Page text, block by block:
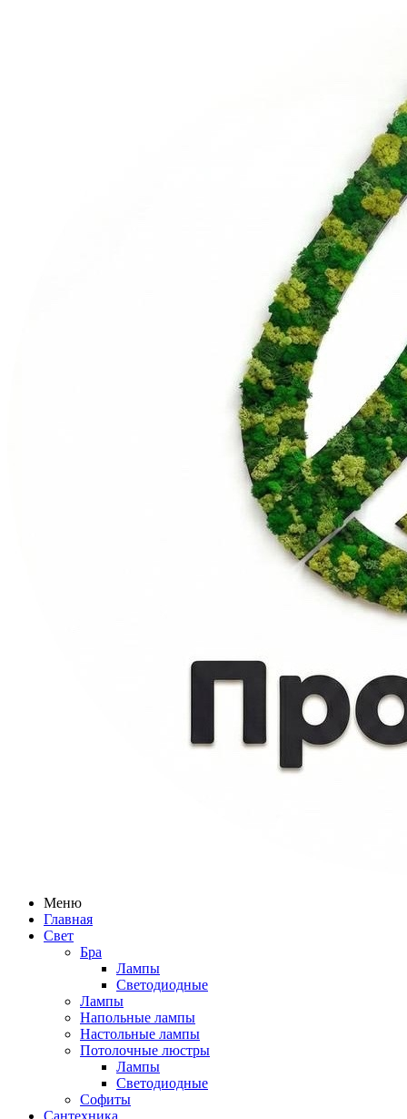
Меню
Главная
Свет
Бра
Лампы
Светодиодные
Лампы
Напольные лампы
Настольные лампы
Потолочные люстры
Лампы
Светодиодные
Софиты
Сантехника